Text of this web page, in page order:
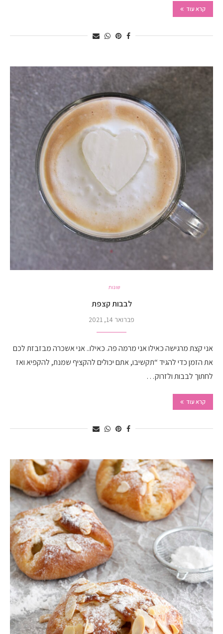
קרא עוד
שונות
לבבות קצפת
פברואר 14, 2021
אני קצת מרגישה כאילו אני מרמה פה. כאילו.. אני אשכרה מבזבזת לכם
את הזמן כדי להגיד “תקשיבו, אתם יכולים להקציף שמנת, להקפיא ואז
לחתוך לבבות ולזרוק…
קרא עוד